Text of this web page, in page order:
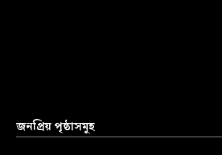
জনপ্ৰিয় পৃষ্ঠাসমূহ